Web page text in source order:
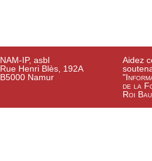
NAM-IP, asbl
Rue Henri Blès, 192A
B5000 Namur
Aidez
de la
Roi